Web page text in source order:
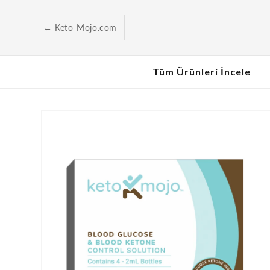
← Keto-Mojo.com
Tüm Ürünleri İncele